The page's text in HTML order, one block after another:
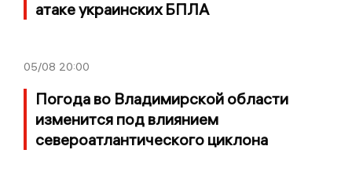
атаке украинских БПЛА
05/08 20:00
Погода во Владимирской области
изменится под влиянием
североатлантического циклона